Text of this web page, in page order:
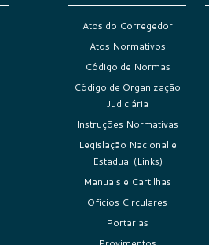
Atos do Corregedor
Atos Normativos
Código de Normas
Código de Organização
Judiciária
Instruções Normativas
Legislação Nacional e
Estadual (Links)
Manuais e Cartilhas
Ofícios Circulares
Portarias